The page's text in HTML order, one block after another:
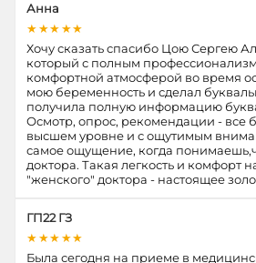
Анна
★★★★★
Хочу сказать спасибо Цою Сергею
который с полным
комфортной атмосферой во время
мою беременность и сделал
получила полную информацию
Осмотр, опрос, рекомендации - все
высшем уровне и с ощутимым
самое ощущение, когда
доктора. Такая легкость и комфорт
"женского" доктора - настоящее
ГП22 ГЗ
★★★★★
Была сегодня на приеме в